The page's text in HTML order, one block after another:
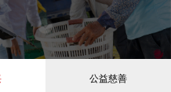
公益慈善